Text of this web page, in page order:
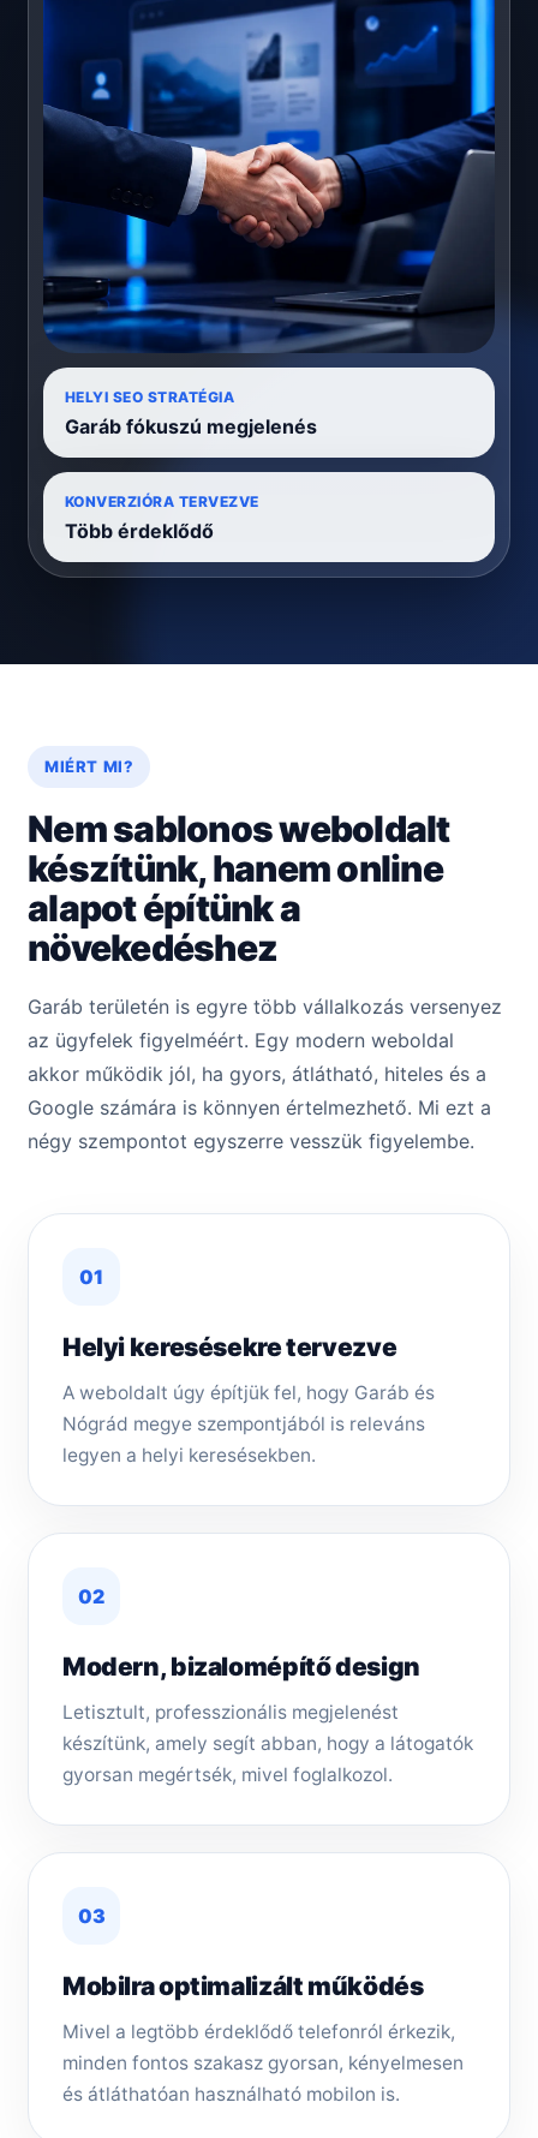
HELYI SEO STRATÉGIA
Garáb fókuszú megjelenés
KONVERZIÓRA TERVEZVE
Több érdeklődő
MIÉRT MI?
Nem sablonos weboldalt
készítünk, hanem online
alapot építünk a
növekedéshez
Garáb területén is egyre több vállalkozás versenyez
az ügyfelek figyelméért. Egy modern weboldal
akkor működik jól, ha gyors, átlátható, hiteles és a
Google számára is könnyen értelmezhető. Mi ezt a
négy szempontot egyszerre vesszük figyelembe.
01
Helyi keresésekre tervezve
A weboldalt úgy építjük fel, hogy Garáb és
Nógrád megye szempontjából is releváns
legyen a helyi keresésekben.
02
Modern, bizalomépítő design
Letisztult, professzionális megjelenést
készítünk, amely segít abban, hogy a látogatók
gyorsan megértsék, mivel foglalkozol.
03
Mobilra optimalizált működés
Mivel a legtöbb érdeklődő telefonról érkezik,
minden fontos szakasz gyorsan, kényelmesen
és átláthatóan használható mobilon is.